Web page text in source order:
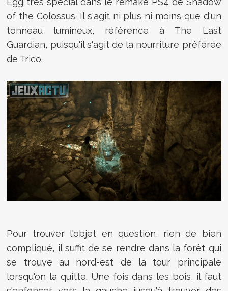
of the Colossus. Il s'agit ni plus ni moins que d'un
tonneau lumineux, référence à The Last
Guardian, puisqu'il s'agit de la nourriture préférée
de Trico.
Pour trouver l'objet en question, rien de bien
compliqué, il suffit de se rendre dans la forêt qui
se trouve au nord-est de la tour principale
lorsqu'on la quitte. Une fois dans les bois, il faut